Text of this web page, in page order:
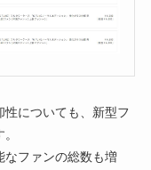
についても、新型フ
なファンの総数も増